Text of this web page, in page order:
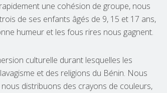
une cohésion de groupe, nous
de ses enfants âgés de 9, 15 et 17 ans,
humeur et les fous rires nous gagnent.
culturelle durant lesquelles les
et des religions du Bénin. Nous
distribuons des crayons de couleurs,